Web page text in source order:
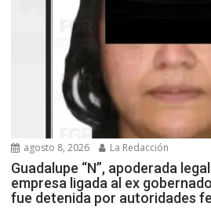
agosto 8, 2026 La Redacción
Guadalupe “N”, apoderada
empresa ligada al ex
fue detenida por autoridades